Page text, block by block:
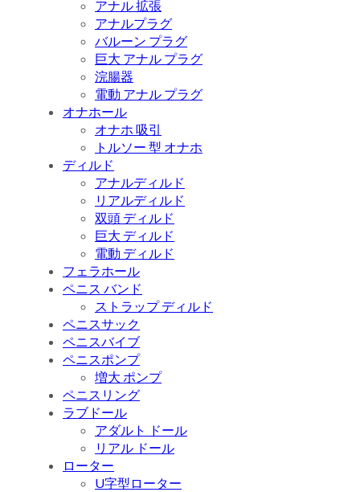
アナル 拡張
アナルプラグ
バルーン プラグ
巨大 アナル プラグ
浣腸器
電動 アナル プラグ
オナホール
オナホ 吸引
トルソー 型 オナホ
ディルド
アナルディルド
リアルディルド
双頭 ディルド
巨大 ディルド
電動 ディルド
フェラホール
ペニス バンド
ストラップ ディルド
ペニスサック
ペニスバイブ
ペニスポンプ
増大 ポンプ
ペニスリング
ラブドール
アダルト ドール
リアル ドール
ローター
U字型ローター